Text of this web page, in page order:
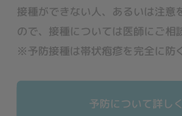
接種ができない人、あるいは注意
ので、接種については医師にご相
※予防接種は帯状疱疹を完全に防
予防について詳し